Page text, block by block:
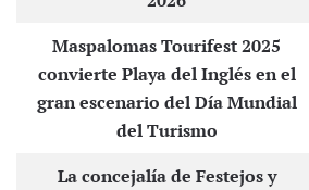
Maspalomas Tourifest 2025
convierte Playa del Inglés en el
gran escenario del Día Mundial
del Turismo
La concejalía de Festejos y